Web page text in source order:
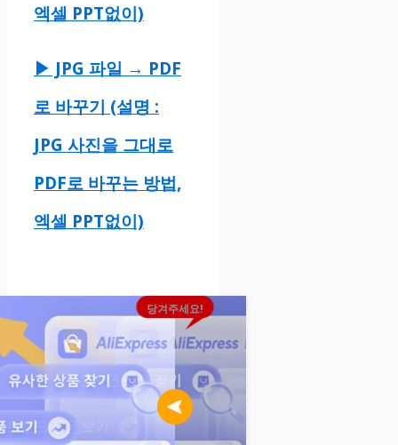
엑셀 PPT없이)
▶ JPG 파일 → PDF
로 바꾸기 (설명 :
JPG 사진을 그대로
PDF로 바꾸는 방법,
엑셀 PPT없이)
당겨주세요!